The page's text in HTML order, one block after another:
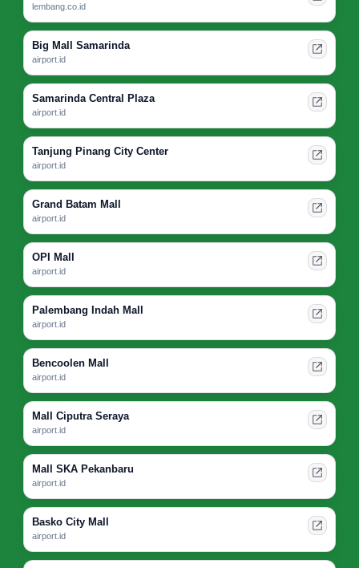
lembang.co.id
Big Mall Samarinda
airport.id
Samarinda Central Plaza
airport.id
Tanjung Pinang City Center
airport.id
Grand Batam Mall
airport.id
OPI Mall
airport.id
Palembang Indah Mall
airport.id
Bencoolen Mall
airport.id
Mall Ciputra Seraya
airport.id
Mall SKA Pekanbaru
airport.id
Basko City Mall
airport.id